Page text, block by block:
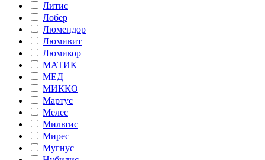
Литис
Лобер
Люмендор
Люмивит
Люмикор
МАТИК
МЕД
МИККО
Мартус
Мелес
Мильтис
Мирес
Мугнус